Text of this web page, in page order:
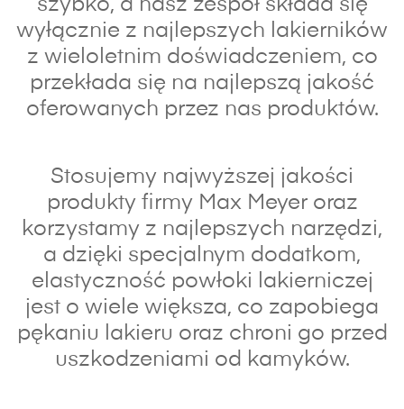
szybko, a nasz zespół składa się
wyłącznie z najlepszych lakierników
z wieloletnim doświadczeniem, co
przekłada się na najlepszą jakość
oferowanych przez nas produktów.
Stosujemy najwyższej jakości
produkty firmy Max Meyer oraz
korzystamy z najlepszych narzędzi,
a dzięki specjalnym dodatkom,
elastyczność powłoki lakierniczej
jest o wiele większa, co zapobiega
pękaniu lakieru oraz chroni go przed
uszkodzeniami od kamyków.